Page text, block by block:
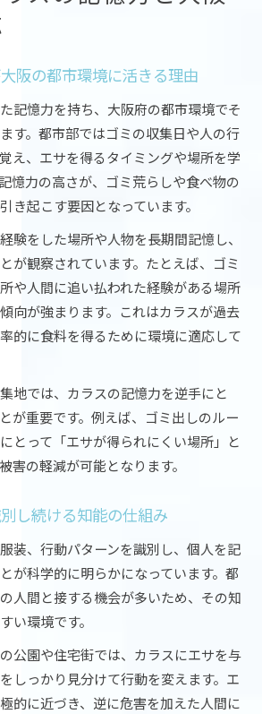
阪の都市環境に活きる理由
記憶力を持ち、大阪府の都市環境でそ
す。都市部ではゴミの収集日や人の行
え、エサを得るタイミングや場所を学
憶力の高さが、ゴミ荒らしや食べ物の
き起こす要因となっています。
験をした場所や人物を長期間記憶し、
が観察されています。たとえば、ゴミ
や人間に追い払われた経験がある場所
向が強まります。これはカラスが過去
的に食料を得るために環境に適応して
地では、カラスの記憶力を逆手にと
が重要です。例えば、ゴミ出しのルー
とって「エサが得られにくい場所」と
害の軽減が可能となります。
し続ける知能の仕組み
装、行動パターンを識別し、個人を記
が科学的に明らかになっています。都
人間と接する機会が多いため、その知
い環境です。
公園や住宅街では、カラスにエサを与
しっかり見分けて行動を変えます。エ
的に近づき、逆に危害を加えた人間に